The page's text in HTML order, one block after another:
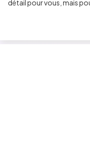
détail pour vous, mais